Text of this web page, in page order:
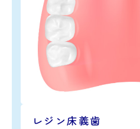
レジン床義歯